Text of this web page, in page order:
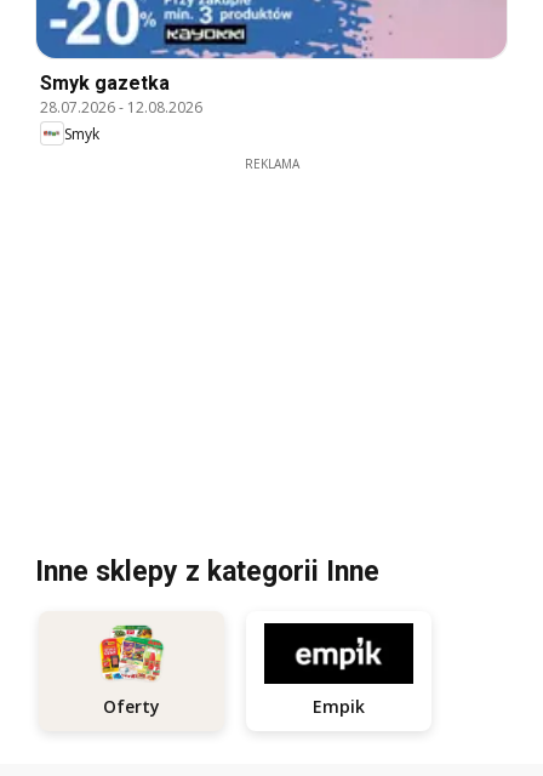
Smyk gazetka
28.07.2026- 12.08.2026
Smyk
REKLAMA
Inne sklepy z kategorii Inne
Oferty Empik